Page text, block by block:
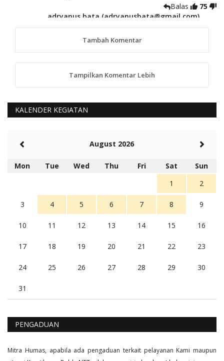
Balas
75
adryanus bata (adryanusbata@gmail.com)
TKS atas saran dan masukannya, akan kami
tindaklanjuti
anggy (anakkaos@gmail.com)
Kami perantu bisa baca langsung terkait Pilkada Sumba
5 tahun Yang lalu
Rambu (rambu03@gmail.com)
Berita Polres Sumba Barat Mantap
5 tahun Yang lalu
Balas
16
Tambah Komentar
Tampilkan Komentar Lebih
KALENDER KEGIATAN
August 2026
Mon Tue Wed Thu Fri Sat
Sun
1
2
3 4 5 6 7 8 9
10 11 12 13 14 15 16
17 18 19 20 21 22 23
24 25 26 27 28 29 30
31
PENGADUAN
Mitra Humas, apabila ada pengaduan terkait pelayanan Kami maupun